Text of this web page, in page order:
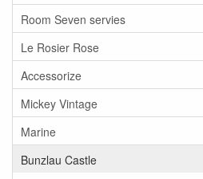
Room Seven servies
Le Rosier Rose
Accessorize
Mickey Vintage
Marine
Bunzlau Castle